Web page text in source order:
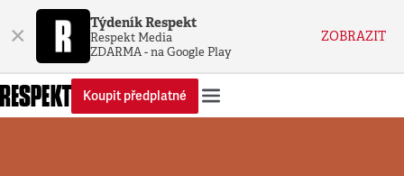
× Týdeník Respekt
Respekt Media
ZDARMA - na Google Play
ZOBRAZIT
Koupit předplatné